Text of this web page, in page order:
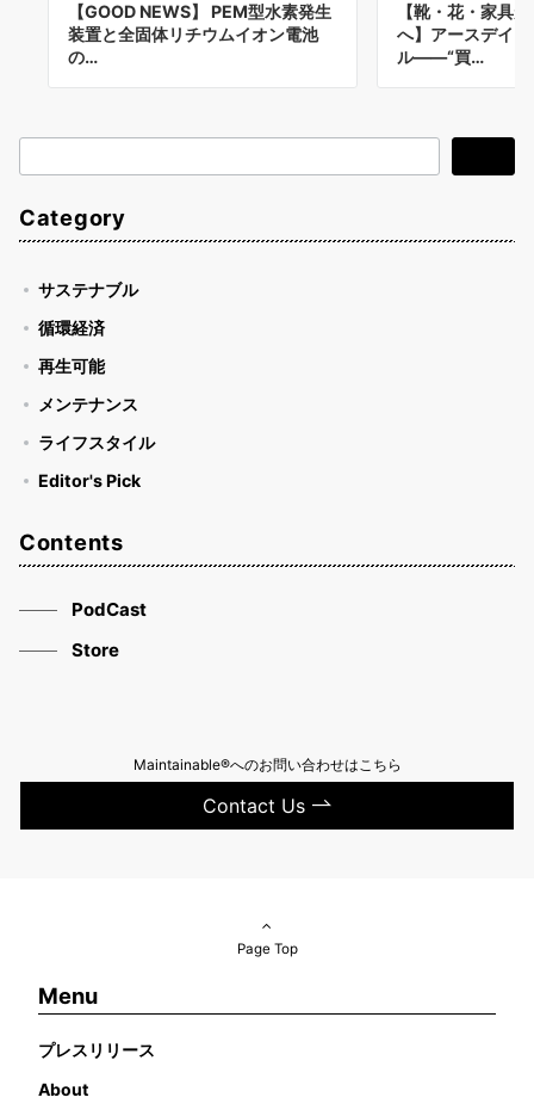
【GOOD NEWS】 PEM型水素発生
装置と全固体リチウムイオン電池
の…
【靴・花・家具
へ】アースデイ
ル——“買…
索
Category
サステナブル
循環経済
再生可能
メンテナンス
ライフスタイル
Editor's Pick
Contents
PodCast
Store
Maintainable®へのお問い合わせはこちら
Contact Us
Page Top
Menu
プレスリリース
About